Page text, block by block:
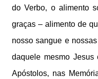
do Verbo, o alimento
graças – alimento de
nosso sangue e
daquele mesmo
Apóstolos, nas